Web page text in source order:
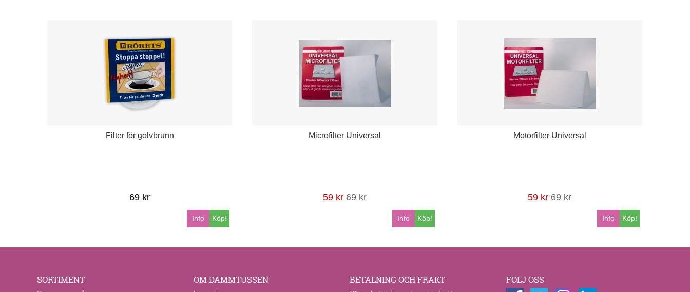
Filter för golvbrunn
69 kr
Köp!
Info
Microfilter Universal
59 kr 69 kr
Köp!
Info
Motorfilter Universal
59 kr 69 kr
Köp!
Info
SORTIMENT OM DAMMTUSSEN BETALNING OCH FRAKT FÖLJ OSS